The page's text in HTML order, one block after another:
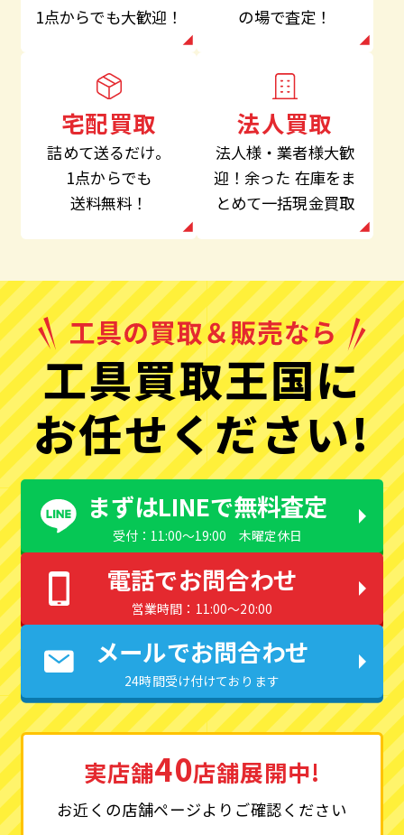
1点からでも大歓迎！
の場で査定！
宅配買取
詰めて送るだけ。
1点からでも
送料無料！
法人買取
法人様・業者様大歓
迎！余った 在庫をま
とめて一括現金買取
工具買取王国に
お任せください!
まずはLINEで無料査定
受付：11:00〜19:00 木曜定休日
電話でお問合わせ
営業時間：11:00〜20:00
メールでお問合わせ
24時間受け付けております
実店舗40店舗展開中!
お近くの店舗ページよりご確認ください